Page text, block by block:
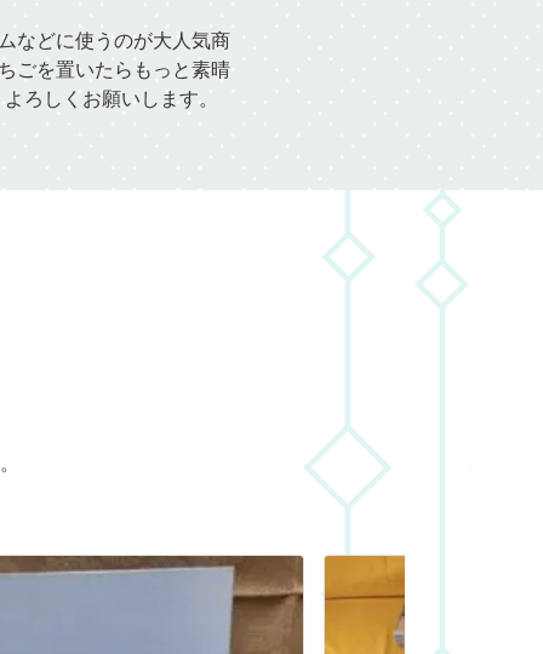
などに使うのが大人気商
ごを置いたらもっと素晴
ろしくお願いします。